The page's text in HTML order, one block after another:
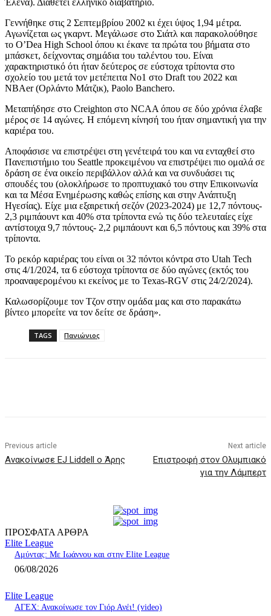
Έλενα). Διαθέτει ελληνικό διαβατήριο.
Γεννήθηκε στις 2 Σεπτεμβρίου 2002 κι έχει ύψος 1,94 μέτρα.
Αγωνίζεται ως γκαρντ. Μεγάλωσε στο Σιάτλ και παρακολούθησε
το O’Dea High School όπου κι έκανε τα πρώτα του βήματα στο
μπάσκετ, δείχνοντας σημάδια του ταλέντου του. Είναι
χαρακτηριστικό ότι ήταν δεύτερος σε εύστοχα τρίποντα στο
σχολείο του μετά τον μετέπειτα No1 στο Draft του 2022 και
NBAer (Ορλάντο Μάτζικ), Paolo Banchero.
Μεταπήδησε στο Creighton στο NCAA όπου σε δύο χρόνια έλαβε
μέρος σε 14 αγώνες. Η επόμενη κίνησή του ήταν σημαντική για την
καριέρα του.
Αποφάσισε να επιστρέψει στη γενέτειρά του και να ενταχθεί στο
Πανεπιστήμιο του Seattle προκειμένου να επιστρέψει πιο ομαλά σε
δράση σε ένα οικείο περιβάλλον αλλά και να συνδυάσει τις
σπουδές του (ολοκλήρωσε το προπτυχιακό του στην Επικοινωνία
και τα Μέσα Ενημέρωσης καθώς επίσης και στην Ανάπτυξη
Ηγεσίας). Είχε μια εξαιρετική σεζόν (2023-2024) με 12,7 πόντους-
2,3 ριμπάουντ και 40% στα τρίποντα ενώ τις δύο τελευταίες είχε
αντίστοιχα 9,7 πόντους- 2,2 ριμπάουντ και 6,5 πόντους και 39% στα
τρίποντα.
Το ρεκόρ καριέρας του είναι οι 32 πόντοι κόντρα στο Utah Tech
στις 4/1/2024, τα 6 εύστοχα τρίποντα σε δύο αγώνες (εκτός του
προαναφερομένου κι εκείνος με το Texas-RGV στις 24/2/2024).
Καλωσορίζουμε τον Τζον στην ομάδα μας και στο παρακάτω
βίντεο μπορείτε να τον δείτε σε δράση».
TAGS Πανιώνιος
Previous article
Ανακοίνωσε EJ Liddell ο Άρης
Next article
Επιστροφή στον Ολυμπιακό
για την Λάμπερτ
ΠΡΟΣΦΑΤΑ ΑΡΘΡΑ
Elite League
Αμύντας: Με Ιωάννου και στην Elite League
06/08/2026
Elite League
ΑΓΕΧ: Ανακοίνωσε τον Γιόρ Ανέι! (video)